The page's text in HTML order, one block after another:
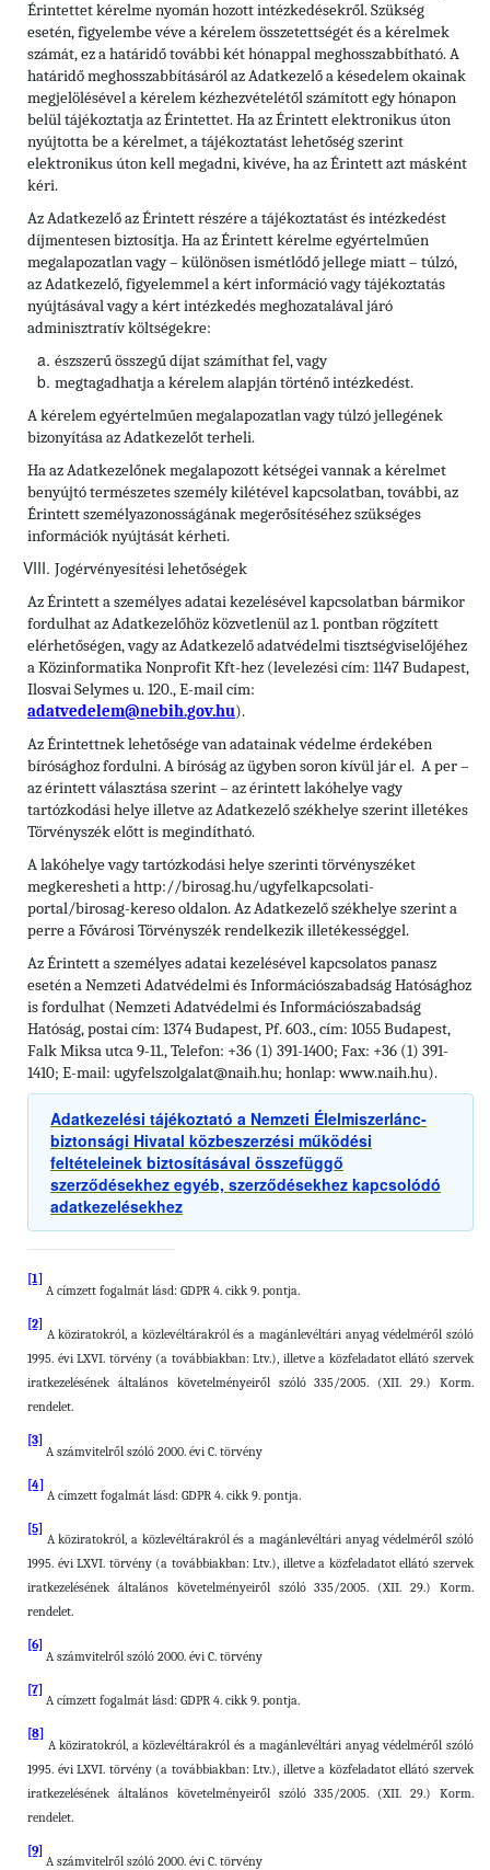
Érintettet kérelme nyomán hozott intézkedésekről. Szükség
esetén, figyelembe véve a kérelem összetettségét és a kérelmek
számát, ez a határidő további két hónappal meghosszabbítható. A
határidő meghosszabbításáról az Adatkezelő a késedelem okainak
megjelölésével a kérelem kézhezvételétől számított egy hónapon
belül tájékoztatja az Érintettet. Ha az Érintett elektronikus úton
nyújtotta be a kérelmet, a tájékoztatást lehetőség szerint
elektronikus úton kell megadni, kivéve, ha az Érintett azt másként
kéri.
Az Adatkezelő az Érintett részére a tájékoztatást és intézkedést
díjmentesen biztosítja. Ha az Érintett kérelme egyértelműen
megalapozatlan vagy – különösen ismétlődő jellege miatt – túlzó,
az Adatkezelő, figyelemmel a kért információ vagy tájékoztatás
nyújtásával vagy a kért intézkedés meghozatalával járó
adminisztratív költségekre:
észszerű összegű díjat számíthat fel, vagy
megtagadhatja a kérelem alapján történő intézkedést.
A kérelem egyértelműen megalapozatlan vagy túlzó jellegének
bizonyítása az Adatkezelőt terheli.
Ha az Adatkezelőnek megalapozott kétségei vannak a kérelmet
benyújtó természetes személy kilétével kapcsolatban, további, az
Érintett személyazonosságának megerősítéséhez szükséges
információk nyújtását kérheti.
Jogérvényesítési lehetőségek
Az Érintett a személyes adatai kezelésével kapcsolatban bármikor
fordulhat az Adatkezelőhöz közvetlenül az 1. pontban rögzített
elérhetőségen, vagy az Adatkezelő adatvédelmi tisztségviselőjéhez
a Közinformatika Nonprofit Kft-hez (levelezési cím: 1147 Budapest,
Ilosvai Selymes u. 120., E-mail cím:
adatvedelem@nebih.gov.hu).
Az Érintettnek lehetősége van adatainak védelme érdekében
bírósághoz fordulni. A bíróság az ügyben soron kívül jár el. A per –
az érintett választása szerint – az érintett lakóhelye vagy
tartózkodási helye illetve az Adatkezelő székhelye szerint illetékes
Törvényszék előtt is megindítható.
A lakóhelye vagy tartózkodási helye szerinti törvényszéket
megkeresheti a http://birosag.hu/ugyfelkapcsolati-
portal/birosag-kereso oldalon. Az Adatkezelő székhelye szerint a
perre a Fővárosi Törvényszék rendelkezik illetékességgel.
Az Érintett a személyes adatai kezelésével kapcsolatos panasz
esetén a Nemzeti Adatvédelmi és Információszabadság Hatósághoz
is fordulhat (Nemzeti Adatvédelmi és Információszabadság
Hatóság, postai cím: 1374 Budapest, Pf. 603., cím: 1055 Budapest,
Falk Miksa utca 9-11., Telefon: +36 (1) 391-1400; Fax: +36 (1) 391-
1410; E-mail: ugyfelszolgalat@naih.hu; honlap: www.naih.hu).
Adatkezelési tájékoztató a Nemzeti Élelmiszerlánc-
biztonsági Hivatal közbeszerzési működési
feltételeinek biztosításával összefüggő
szerződésekhez egyéb, szerződésekhez kapcsolódó
adatkezelésekhez
[1]
A címzett fogalmát lásd: GDPR 4. cikk 9. pontja.
[2]
A köziratokról, a közlevéltárakról és a magánlevéltári anyag védelméről szóló
1995. évi LXVI. törvény (a továbbiakban: Ltv.), illetve a közfeladatot ellátó szervek
iratkezelésének általános követelményeiről szóló 335/2005. (XII. 29.) Korm.
rendelet.
[3]
A számvitelről szóló 2000. évi C. törvény
[4]
A címzett fogalmát lásd: GDPR 4. cikk 9. pontja.
[5]
A köziratokról, a közlevéltárakról és a magánlevéltári anyag védelméről szóló
1995. évi LXVI. törvény (a továbbiakban: Ltv.), illetve a közfeladatot ellátó szervek
iratkezelésének általános követelményeiről szóló 335/2005. (XII. 29.) Korm.
rendelet.
[6]
A számvitelről szóló 2000. évi C. törvény
[7]
A címzett fogalmát lásd: GDPR 4. cikk 9. pontja.
[8]
A köziratokról, a közlevéltárakról és a magánlevéltári anyag védelméről szóló
1995. évi LXVI. törvény (a továbbiakban: Ltv.), illetve a közfeladatot ellátó szervek
iratkezelésének általános követelményeiről szóló 335/2005. (XII. 29.) Korm.
rendelet.
[9]
A számvitelről szóló 2000. évi C. törvény